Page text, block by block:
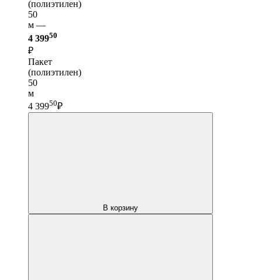
(полиэтилен)
50
м —
4 39950
₽
Пакет
(полиэтилен)
50
м
4 39950₽
В корзину